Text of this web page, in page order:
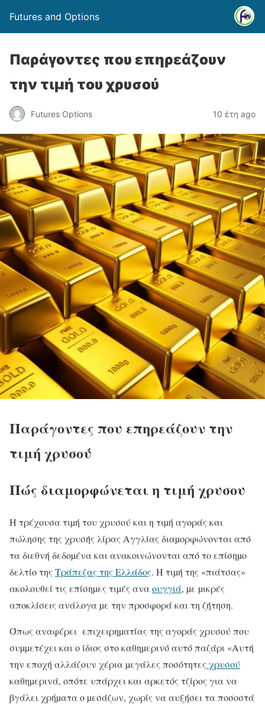
Futures and Options
Παράγοντες που επηρεάζουν
την τιμή του χρυσού
Futures Options 10 έτη ago
Παράγοντες που επηρεάζουν την
τιμή χρυσού
Πώς διαμορφώνεται η τιμή χρυσου
Η τρέχουσα τιµή του χρυσού και η τιµή αγοράς και
πώλησης της χρυσής λίρας Αγγλίας διαµορφώνονται από
τα διεθνή δεδοµένα και ανακοινώνονται από το επίσηµο
δελτίο της Τράπεζας της Ελλάδος. Η τιµή της «πιάτσας»
ακολουθεί τις επίσηµες τιµές αναουγγιά, µε µικρές
αποκλίσεις ανάλογα µε την προσφορά και τη ζήτηση.
Όπως αναφέρει επιχειρηµατίας της αγοράς χρυσού που
συµµετέχει και ο ίδιος στο καθηµερινό αυτό παζάρι «Αυτή
την εποχή αλλάζουν χέρια µεγάλες ποσότητες χρυσού
καθηµερινά, οπότε υπάρχει και αρκετός τζίρος για να
βγάλει χρήµατα ο µεσάζων, χωρίς να αυξήσει τα ποσοστά